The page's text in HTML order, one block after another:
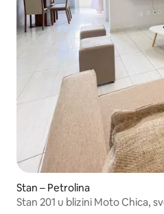
Stan – Petrolina
Stan 201 u blizini Moto Chica,